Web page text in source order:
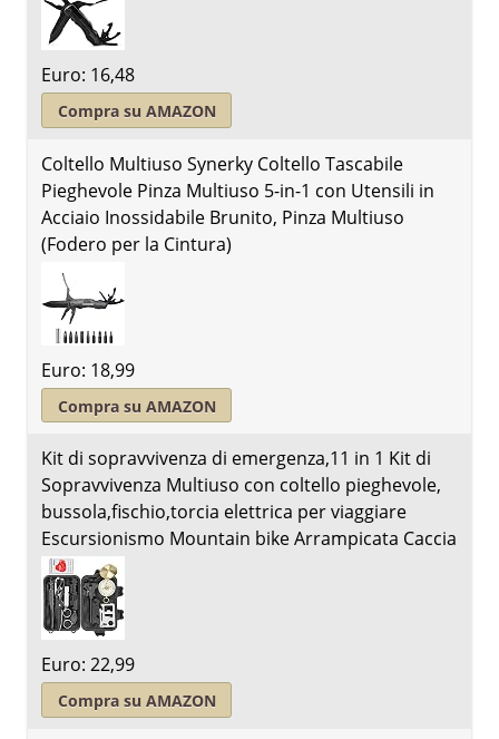
Euro: 16,48
Compra su AMAZON
Coltello Multiuso Synerky Coltello Tascabile
Pieghevole Pinza Multiuso 5-in-1 con Utensili in
Acciaio Inossidabile Brunito, Pinza Multiuso
(Fodero per la Cintura)
Euro: 18,99
Compra su AMAZON
Kit di sopravvivenza di emergenza,11 in 1 Kit di
Sopravvivenza Multiuso con coltello pieghevole,
bussola,fischio,torcia elettrica per viaggiare
Escursionismo Mountain bike Arrampicata Caccia
Euro: 22,99
Compra su AMAZON